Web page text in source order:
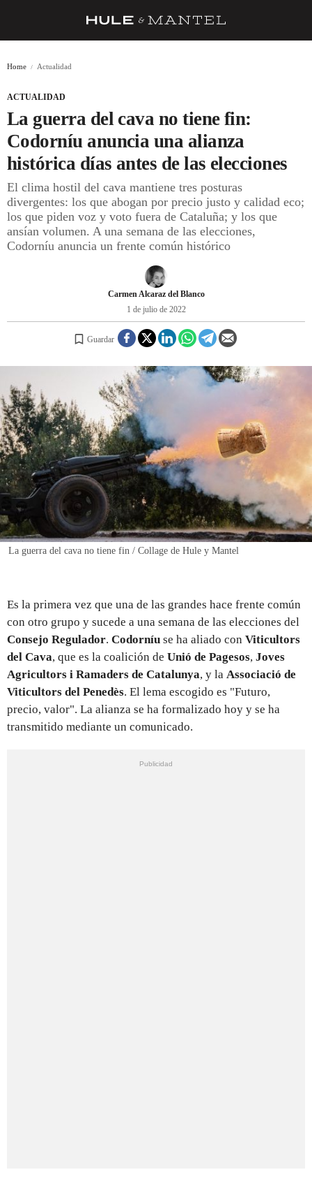
BARRAS Y ESTRELLAS
DÓNDE COMER
ÍDOLOS DE MESAS
CUADERNO DE VIAJE
TRADICIÓN
REGISTRO
INICIAR SESIÓN
Home Actualidad
ACTUALIDAD
La guerra del cava no tiene fin:
Codorníu anuncia una alianza
histórica días antes de las elecciones
El clima hostil del cava mantiene tres posturas
divergentes: los que abogan por precio justo y calidad eco;
los que piden voz y voto fuera de Cataluña; y los que
ansían volumen. A una semana de las elecciones,
Codorníu anuncia un frente común histórico
Carmen Alcaraz del Blanco
1 de julio de 2022
Guardar
La guerra del cava no tiene fin / Collage de Hule y Mantel
Es la primera vez que una de las grandes hace frente común
con otro grupo y sucede a una semana de las elecciones del
Consejo Regulador. Codorníu se ha aliado con Viticultors
del Cava, que es la coalición de Unió de Pagesos, Joves
Agricultors i Ramaders de Catalunya, y la Associació de
Viticultors del Penedès. El lema escogido es "Futuro,
precio, valor". La alianza se ha formalizado hoy y se ha
transmitido mediante un comunicado.